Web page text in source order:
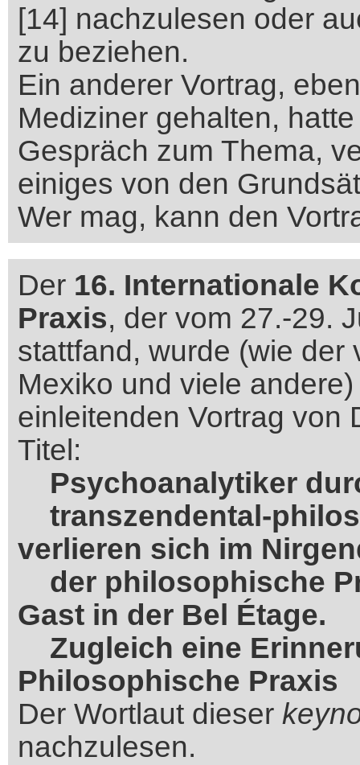
[14] nachzulesen oder
zu beziehen.
Ein anderer Vortrag,
Mediziner gehalten,
Gespräch zum Thema,
einiges von den
Wer mag, kann den
Der 16. Internationale
Praxis, der vom 27.-29.
stattfand, wurde (wie
Mexiko und viele
einleitenden Vortrag von
Titel:
Psychoanalytiker
transzendental-
verlieren sich im
der philosophische
Gast in der Bel Étage.
Zugleich eine
Philosophische Praxis
Der Wortlaut dieser
nachzulesen.